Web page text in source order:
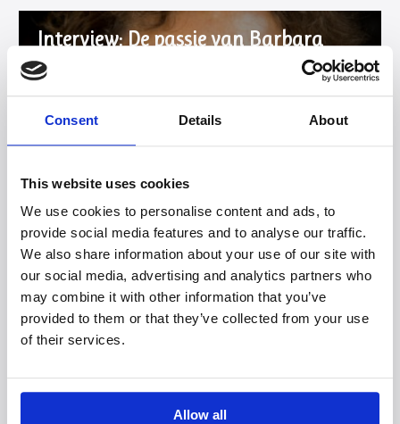
Consent Details About
This website uses cookies
We use cookies to personalise content and ads, to
provide social media features and to analyse our traffic.
We also share information about your use of our site with
our social media, advertising and analytics partners who
may combine it with other information that you’ve
provided to them or that they’ve collected from your use
of their services.
Allow all
Interview: De passie van Barbara
Zwaan
doceert verschillende modules. Wat zijn haar passies
en hoe vertaalt zij die naar haar werk voor de